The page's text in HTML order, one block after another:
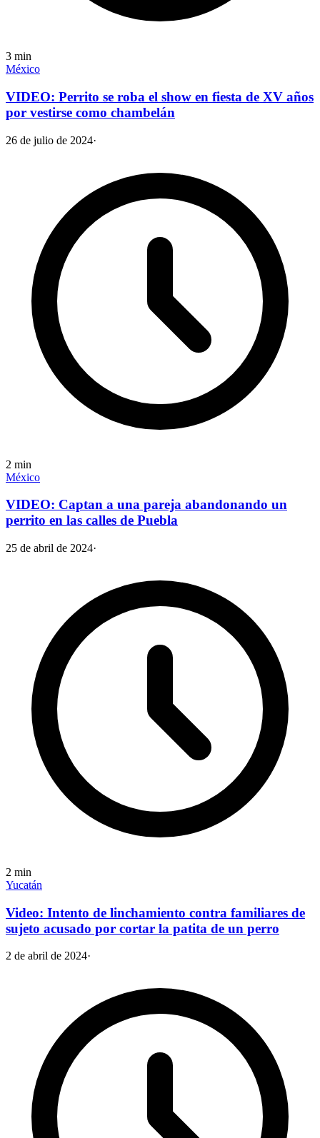
3 min
México
VIDEO: Perrito se roba el show en fiesta de XV años
por vestirse como chambelán
26 de julio de 2024·
2 min
México
VIDEO: Captan a una pareja abandonando un
perrito en las calles de Puebla
25 de abril de 2024·
2 min
Yucatán
Video: Intento de linchamiento contra familiares de
sujeto acusado por cortar la patita de un perro
2 de abril de 2024·